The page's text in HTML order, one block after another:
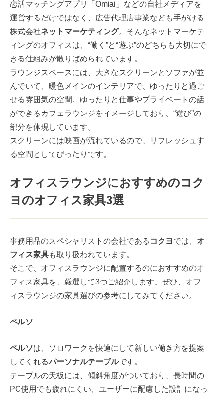
恋活マッチングアプリ「Omiai」などの自社メディアを
運営するだけではなく、広告代理店事業なども手がける
株式会社ネットマーケティング。そんなネットマーケテ
ィングのオフィスは、“働く”と“遊ぶ”のどちらも大切にで
きる仕組みが散りばめられています。
ラウンジスペースには、大きなスクリーンとソファが並
んでいて、暖色メインのインテリアで、ゆったりと過ご
せる雰囲気の空間。ゆったりと仕事やプライベートの話
ができるカフェラウンジをイメージしており、“遊び”の
部分を体現しています。
スクリーンには映画が流れているので、リフレッシュす
る空間としてぴったりです。
オフィスラウンジにおすすめのコク
ヨのオフィス家具3選
事務用品のスペシャリストの会社である コクヨでは、 オ
フィス家具も取り扱われています。
そこで、オフィスラウンジに配置するのにおすすめのオ
フィス家具を、厳選して3つご紹介します。ぜひ、オフ
ィスラウンジの家具選びの参考にしてみてください。
ペルソ
ペルソは、ソロワークを快適にして新しい働き方を提案
してくれるパーソナルテーブルです。
テーブルの天板には、傾斜角度がついており、長時間の
PC使用でも疲れにくい、ユーザーに配慮した設計になっ